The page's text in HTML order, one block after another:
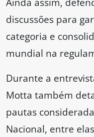
discussões para
categoria e
mundial na
Durante a
Motta também
pautas
Nacional, entre